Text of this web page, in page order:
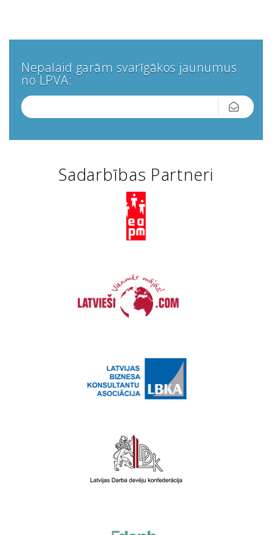
Nepalaid garām svarīgākos jaunumus
no LPVA:
Sadarbības Partneri